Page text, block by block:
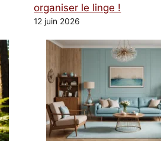
organiser le linge !
12 juin 2026